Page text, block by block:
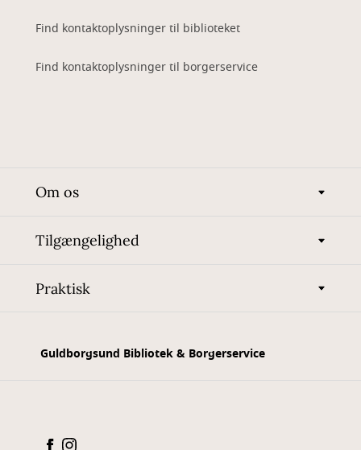
Find kontaktoplysninger til biblioteket
Find kontaktoplysninger til borgerservice
Om os
Tilgængelighed
Praktisk
Guldborgsund Bibliotek & Borgerservice